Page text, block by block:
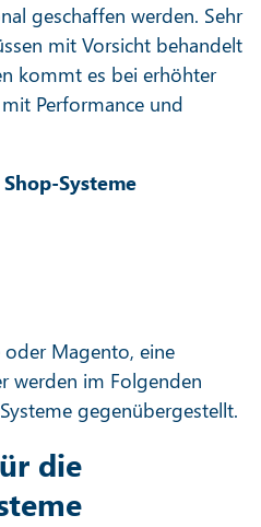
geschaffen werden. Sehr
mit Vorsicht behandelt
kommt es bei erhöhter
Performance und
Systeme
Magento, eine
werden im Folgenden
gegenübergestellt.
die